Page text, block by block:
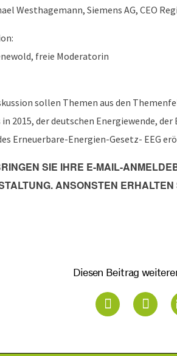
Westhagemann, Siemens AG, CEO
freie Moderatorin
sollen Themen aus den
in 2015, der deutschen Energiewende,
Erneuerbare-Energien-Gesetz- EEG
SIE IHRE E-MAIL-
ANSONSTEN
Diesen Beitrag